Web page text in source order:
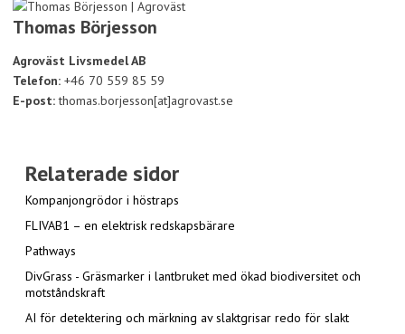
Thomas Börjesson
Agroväst Livsmedel AB
Telefon: +46 70 559 85 59
E-post:thomas.borjesson[at]agrovast.se
Relaterade sidor
Kompanjongrödor i höstraps
FLIVAB1 – en elektrisk redskapsbärare
Pathways
DivGrass - Gräsmarker i lantbruket med ökad biodiversitet och
motståndskraft
AI för detektering och märkning av slaktgrisar redo för slakt